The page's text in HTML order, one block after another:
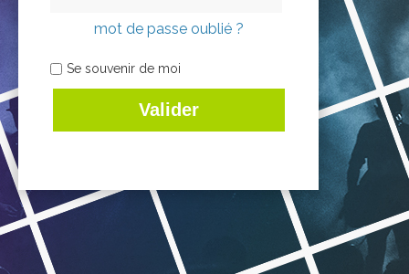
mot de passe oublié ?
Se souvenir de moi